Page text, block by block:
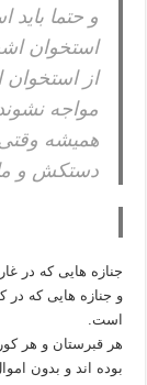
و حتما باید
استخوان
از
مواجه
همیشه وقتی
دستکش و
جنازه هایی که در
و جنازه هایی که در
است.
هر قبرستان و هر
بوده اند و بدون